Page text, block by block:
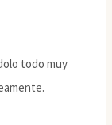
todo muy